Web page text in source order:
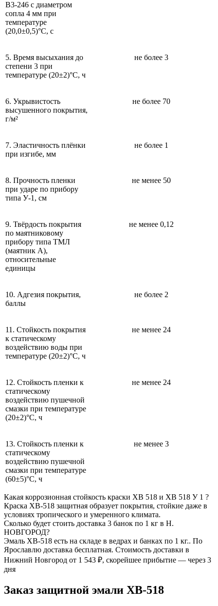
В3-246 с диаметром
сопла 4 мм при
температуре
(20,0±0,5)°С, с
5. Время высыхания до
степени 3 при
температуре (20±2)°С, ч
не более 3
6. Укрывистость
высушенного покрытия,
г/м²
не более 70
7. Эластичность плёнки
при изгибе, мм
не более 1
8. Прочность пленки
при ударе по прибору
типа У-1, см
не менее 50
9. Твёрдость покрытия
по маятниковому
прибору типа ТМЛ
(маятник А),
относительные
единицы
не менее 0,12
10. Адгезия покрытия,
баллы
не более 2
11. Стойкость покрытия
к статическому
воздействию воды при
температуре (20±2)°С, ч
не менее 24
12. Стойкость пленки к
статическому
воздействию пушечной
смазки при температуре
(20±2)°С, ч
не менее 24
13. Стойкость пленки к
статическому
воздействию пушечной
смазки при температуре
(60±5)°С, ч
не менее 3
Какая коррозионная стойкость краски ХВ 518 и ХВ 518 У 1 ?
Краска ХВ-518 защитная образует покрытия, стойкие даже в
условиях тропического и умеренного климата.
Сколько будет стоить доставка 3 банок по 1 кг в Н.
НОВГОРОД?
Эмаль ХВ-518 есть на складе в ведрах и банках по 1 кг.. По
Ярославлю доставка бесплатная. Стоимость доставки в
Нижний Новгород от 1 543 ₽, скорейшее прибытие — через 3
дня
Заказ защитной эмали ХВ-518